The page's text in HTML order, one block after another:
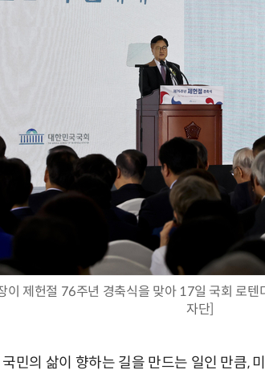
이 제헌절 76주년 경축식을 맞아 17일 국회 로텐
자단]
민의 삶이 향하는 길을 만드는 일인 만큼,
AI Native Enterprise를 지원하는 AI Ready Data 플랫폼 활용 전략